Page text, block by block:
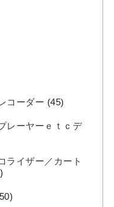
コーダー (45)
レーヤーｅｔｃデ
ライザー／カート